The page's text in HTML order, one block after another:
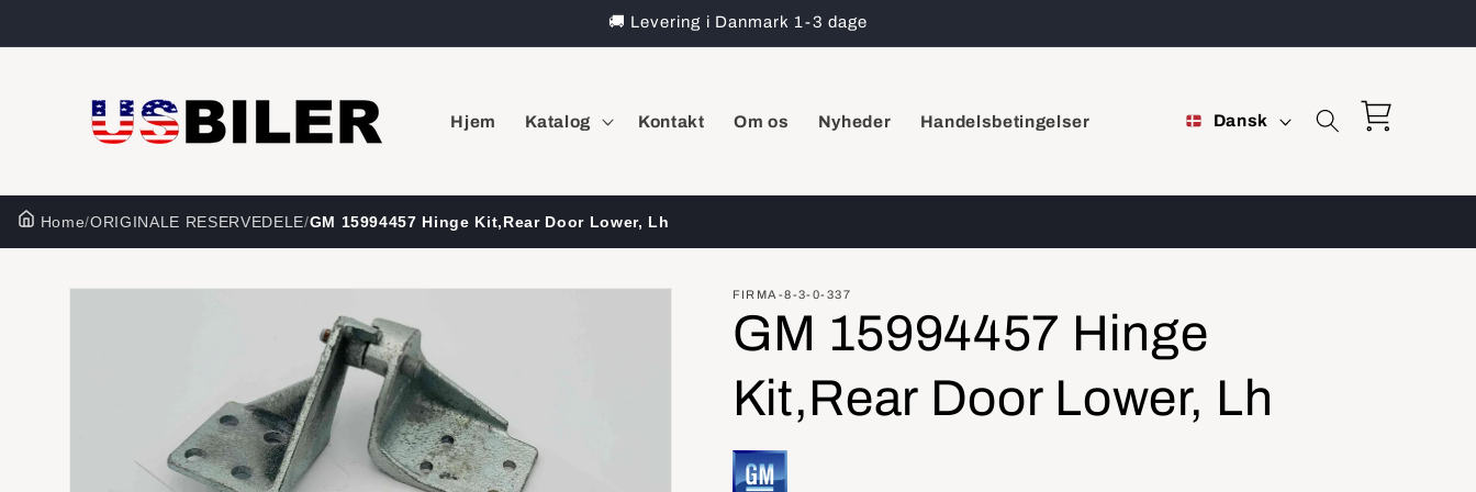
🚚 Levering i Danmark 1-3 dage
Hjem Katalog Kontakt Om os Nyheder Handelsbetingelser
S
r
Dansk Indkøbskurv
Home/ORIGINALE RESERVEDELE/GM 15994457 Hinge Kit,Rear Door Lower, Lh
FIRMA-8-3-0-337
GM 15994457 Hinge
Kit,Rear Door Lower, Lh